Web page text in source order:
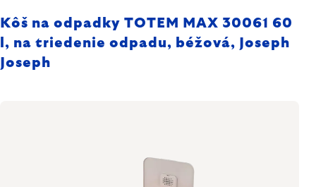
Kôš na odpadky TOTEM MAX 30061 60
l, na triedenie odpadu, béžová, Joseph
Joseph